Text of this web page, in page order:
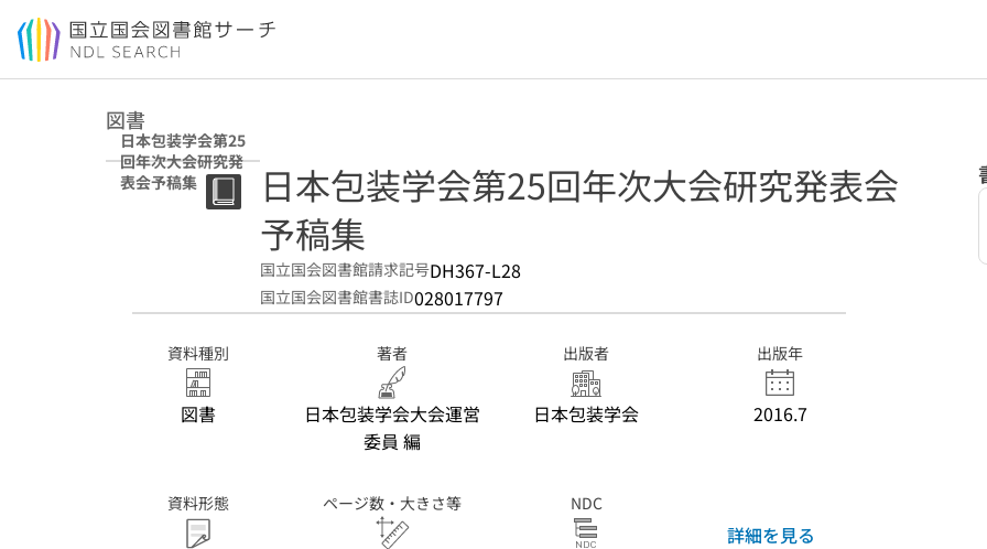
本文へ移動
図書
日本包装学会第25
回年次大会研究発
表会予稿集
日本包装学会第25回年次大会研究発表会
予稿集
国立国会図書館請求記号DH367-L28
国立国会図書館書誌ID028017797
資料種別
図書
著者
日本包装学会大会運営
委員 編
出版者
日本包装学会
出版年
2016.7
資料形態 ページ数・大きさ等 NDC
詳細を見る